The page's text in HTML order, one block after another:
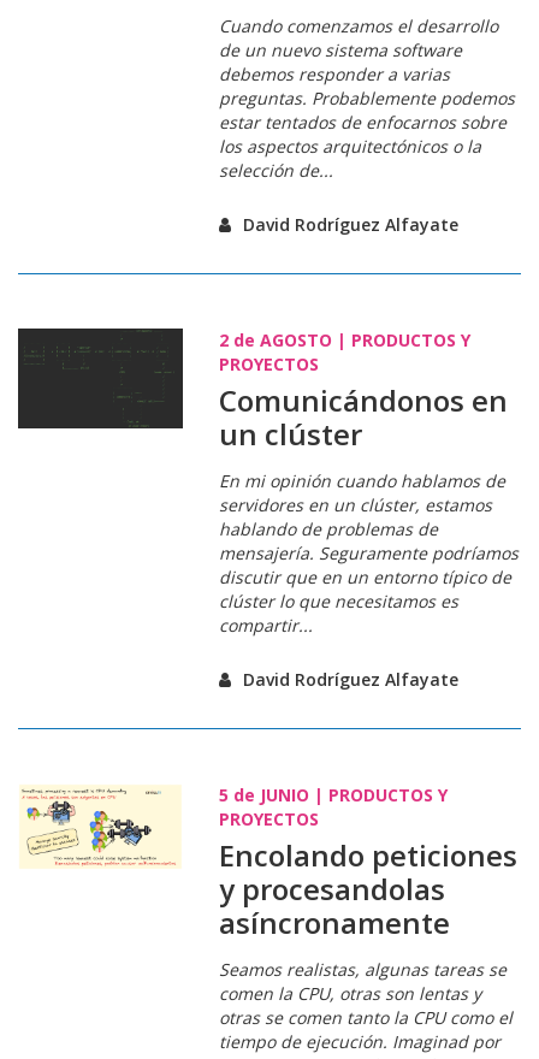
Cuando comenzamos el desarrollo
de un nuevo sistema software
debemos responder a varias
preguntas. Probablemente podemos
estar tentados de enfocarnos sobre
los aspectos arquitectónicoso la
selección de...
David Rodríguez Alfayate
2 deAGOSTO | PRODUCTOS Y
PROYECTOS
Comunicándonos en
un clúster
En mi opinión cuando hablamos de
servidores en un clúster, estamos
hablando de problemas de
mensajería. Seguramente podríamos
discutir que en un entorno típico de
clústerlo que necesitamos es
compartir...
David Rodríguez Alfayate
5 de JUNIO | PRODUCTOS Y
PROYECTOS
Encolando peticiones
y procesandolas
asíncronamente
Seamos realistas, algunas tareas se
comen la CPU, otras son lentas y
otras se comen tanto la CPU como el
tiempo de ejecución. Imaginad por